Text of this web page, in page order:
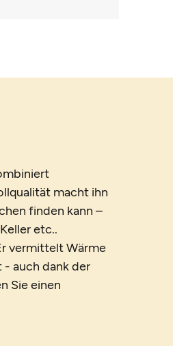
macht ihn
finden kann –
etc..
vermittelt Wärme
auch dank der
Sie einen